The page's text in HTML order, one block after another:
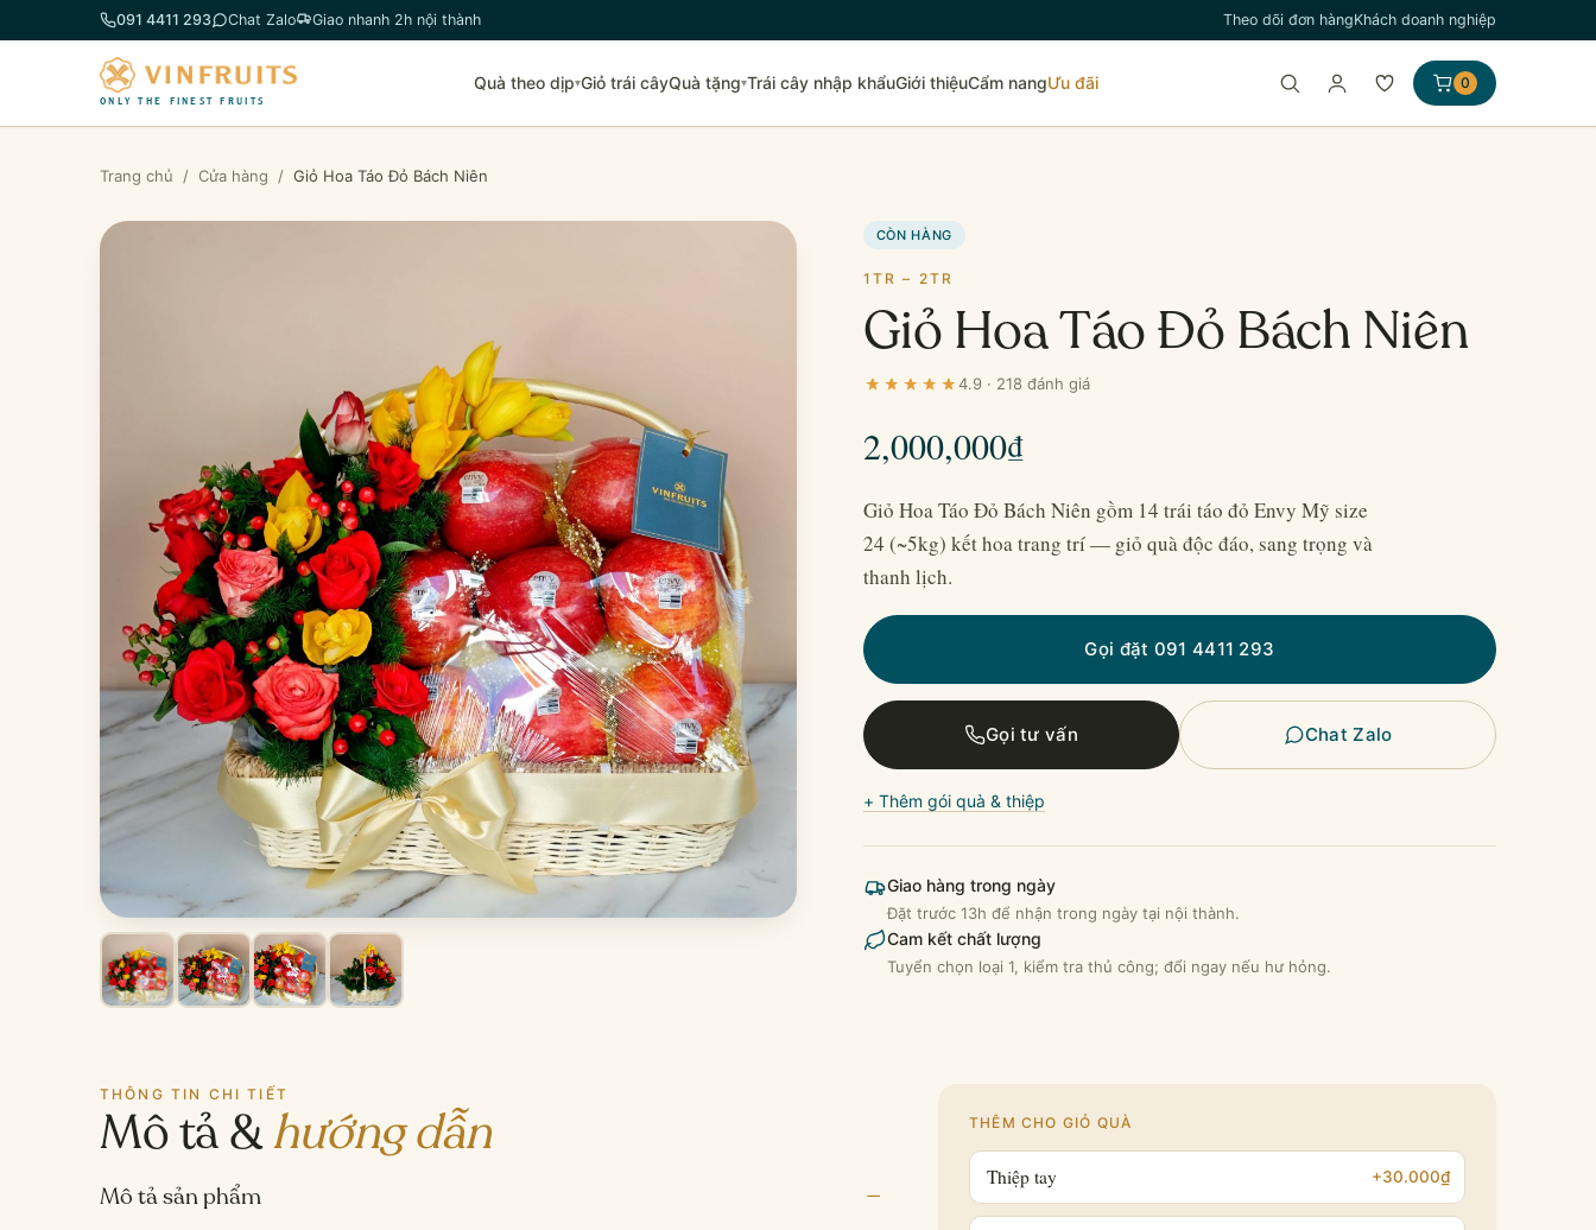
đến
dung
091 4411 293 Chat Zalo Giao nhanh 2h nội thành Theo dõi đơn hàngKhách doanh nghiệp
ONLY THE FINEST FRUITS
Quà theo dịp▾Giỏ trái câyQuà tặng▾Trái cây nhập khẩuGiới thiệuCẩm nangƯu đãi 0
Trang chủ / Cửa hàng / Giỏ Hoa Táo Đỏ Bách Niên
CÒN HÀNG
1TR – 2TR
Giỏ Hoa Táo Đỏ Bách Niên
4.9 · 218 đánh giá
2,000,000₫
Giỏ Hoa Táo Đỏ Bách Niên gồm 14 trái táo đỏ Envy Mỹ size
24 (~5kg) kết hoa trang trí — giỏ quà độc đáo, sang trọng và
thanh lịch.
Gọi đặt 091 4411 293
Gọi tư vấn Chat Zalo
+ Thêm gói quà & thiệp
Giao hàng trong ngày
Đặt trước 13h để nhận trong ngày tại nội thành.
Cam kết chất lượng
Tuyển chọn loại 1, kiểm tra thủ công; đổi ngay nếu hư hỏng.
THÔNG TIN CHI TIẾT
Mô tả &hướng dẫn
Mô tả sản phẩm
–
THÊM CHO GIỎ QUÀ
Thiệp tay +30.000₫